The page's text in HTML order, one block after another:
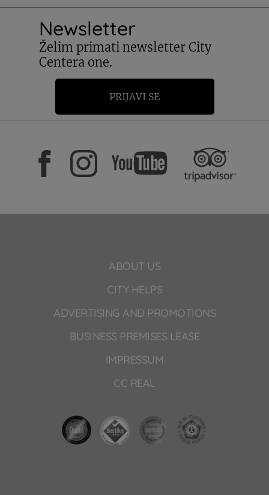
Newsletter
Želim primati newsletter City
Centera one.
PRIJAVI SE
ABOUT US
CITY HELPS
ADVERTISING AND PROMOTIONS
BUSINESS PREMISES LEASE
IMPRESSUM
CC REAL